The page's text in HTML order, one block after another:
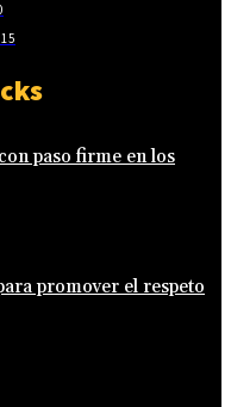
paso firme en los
promover el respeto